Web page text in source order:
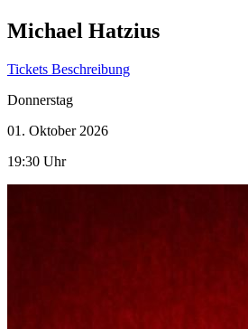
Michael Hatzius
Tickets Beschreibung
Donnerstag
01. Oktober 2026
19:30 Uhr